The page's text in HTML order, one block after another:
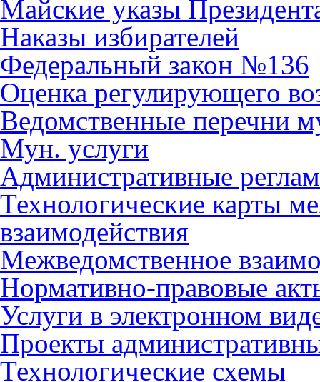
Майские указы
Наказы избирателей
Федеральный закон №136
Оценка регулирующего
Ведомственные перечни
Мун. услуги
Административные
Технологические карты
взаимодействия
Межведомственное
Нормативно-правовые
Услуги в электронном
Проекты
Технологические схемы